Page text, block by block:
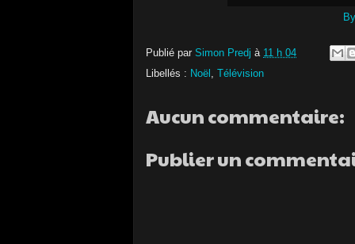
Publié par Simon Predj à 11 h 04
Libellés : Noël , Télévision
Aucun commentaire:
Publier un